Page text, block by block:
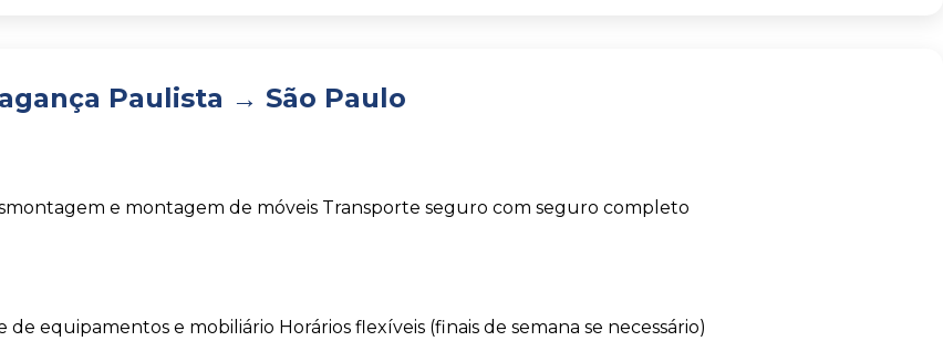
Paulista → São Paulo
e montagem de móveis Transporte seguro com seguro completo
de equipamentos e mobiliário Horários flexíveis (finais de semana se necessário)